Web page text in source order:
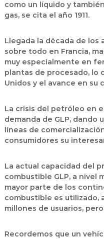
como un líquido y
gas, se cita el año 1911.
Llegada la década de los
sobre todo en Francia,
muy especialmente en
plantas de procesado, lo
Unidos y el avance en su
La crisis del petróleo en
demanda de GLP, dando
líneas de
consumidores su
La actual capacidad del
combustible GLP, a nivel
mayor parte de los
combustible es utilizado,
millones de usuarios,
Recordemos que un